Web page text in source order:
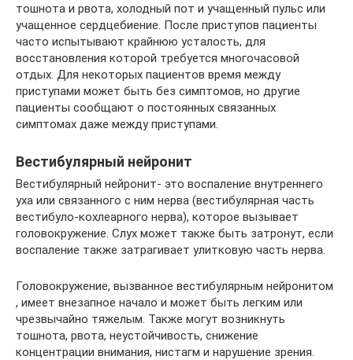
тошнота и рвота, холодный пот и учащенный пульс или
учащенное сердцебиение. После приступов пациенты
часто испытывают крайнюю усталость, для
восстановления которой требуется многочасовой
отдых. Для некоторых пациентов время между
приступами может быть без симптомов, но другие
пациенты сообщают о постоянных связанных
симптомах даже между приступами.
Вестибулярный нейронит
Вестибулярный нейронит- это воспаление внутреннего
уха или связанного с ним нерва (вестибулярная часть
вестибуло-кохлеарного нерва), которое вызывает
головокружение. Слух может также быть затронут, если
воспаление также затрагивает улитковую часть нерва.
Головокружение, вызванное вестибулярным нейронитом
, имеет внезапное начало и может быть легким или
чрезвычайно тяжелым. Также могут возникнуть
тошнота, рвота, неустойчивость, снижение
концентрации внимания, нистагм и нарушение зрения.